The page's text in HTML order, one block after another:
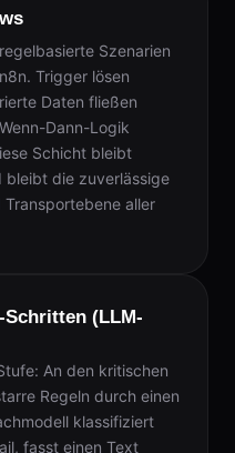
Szenarien
Trigger lösen
Daten fließen
Dann-Logik
Schicht bleibt
die zuverlässige
aller
(LLM-
An den kritischen
Regeln durch einen
klassifiziert
fasst einen Text